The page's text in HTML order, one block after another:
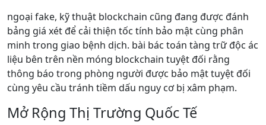
ngoại fake, kỹ thuật blockchain cũng đang được đánh
bảng giá xét để cải thiện tốc tính bảo mật cùng phân
minh trong giao bệnh dịch. bài bác toán tàng trữ độc ác
liệu bên trên nền móng blockchain tuyệt đối rằng
thông báo trong phòng người được bảo mật tuyệt đối
cùng yêu cầu tránh tiềm dấu nguy cơ bị xâm phạm.
Mở Rộng Thị Trường Quốc Tế